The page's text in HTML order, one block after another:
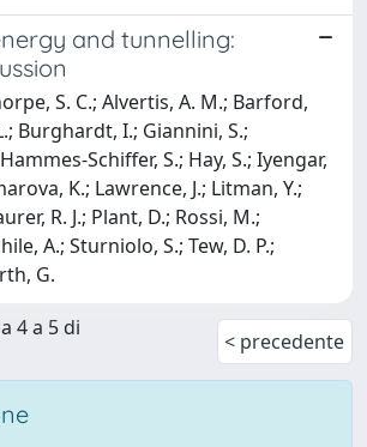
and tunnelling:
S. C.; Alvertis, A. M.; Barford,
Burghardt, I.; Giannini, S.;
Schiffer, S.; Hay, S.; Iyengar,
K.; Lawrence, J.; Litman, Y.;
R. J.; Plant, D.; Rossi, M.;
A.; Sturniolo, S.; Tew, D. P.;
G.
4 a 5 di
< precedente